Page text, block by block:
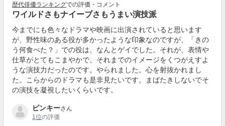
歴代俳優ランキングでの評価・コメント
ワイルドさもナイーブさもうまい演技派
今までにも色々なドラマや映画に出演されていると思います
が、野性味のある役が多かったような印象なのですが、「きの
う何食べた？」での役は、なんとゲイでした。それが、表情や
仕草がとてもこまやかで、それまでのイメージをくつがえすよ
うな演技力だったのです。やられました。心を射抜かれまし
た。こらからのドラマも是非見たいです。まばたきしないでそ
の演技を凝視したいくらいです。
ピンキーさん
1位の評価